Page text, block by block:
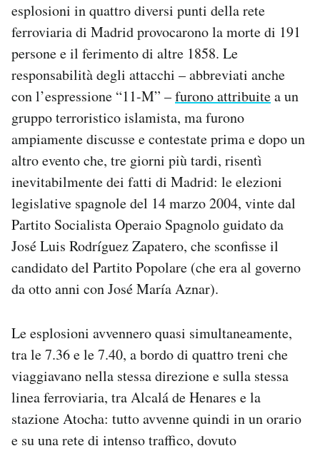
CALENDARIO
AREA PERSONALE
Area Personale
Notifiche mobile
Regala il Post
Hai bisogno di aiuto?
Esci
esplosioni in quattro diversi punti della rete
ferroviaria di Madrid provocarono la morte di 191
persone e il ferimento di altre 1858. Le
responsabilità degli attacchi – abbreviati anche
con l’espressione “11-M” –furono attribuitea un
gruppo terroristico islamista, ma furono
ampiamente discusse e contestate prima e dopo un
altro evento che, tre giorni più tardi, risentì
inevitabilmente dei fatti di Madrid: le elezioni
legislative spagnole del 14 marzo 2004, vinte dal
Partito Socialista Operaio Spagnolo guidato da
José Luis Rodríguez Zapatero, che sconfisse il
candidato del Partito Popolare (che era al governo
da otto anni con José María Aznar).
Le esplosioni avvennero quasi simultaneamente,
tra le 7.36 e le 7.40, a bordo di quattro treni che
viaggiavano nella stessa direzione e sulla stessa
linea ferroviaria, tra Alcalá de Henares e la
stazione Atocha: tutto avvenne quindi in un orario
e su una rete di intenso traffico, dovuto